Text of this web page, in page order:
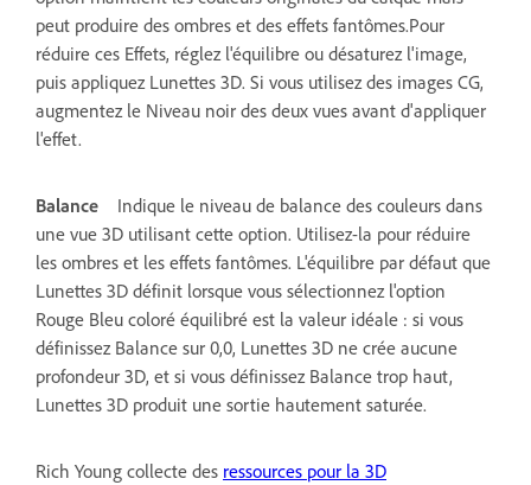
peut produire des ombres et des effets fantômes.Pour
réduire ces Effets, réglez l'équilibre ou désaturez l'image,
puis appliquez Lunettes 3D. Si vous utilisez des images CG,
augmentez le Niveau noir des deux vues avant d'appliquer
l'effet.
Balance
Indique le niveau de balance des couleurs dans
une vue 3D utilisant cette option. Utilisez-la pour réduire
les ombres et les effets fantômes. L'équilibre par défaut que
Lunettes 3D définit lorsque vous sélectionnez l'option
Rouge Bleu coloré équilibré est la valeur idéale : si vous
définissez Balance sur 0,0, Lunettes 3D ne crée aucune
profondeur 3D, et si vous définissez Balance trop haut,
Lunettes 3D produit une sortie hautement saturée.
Rich Young collecte des ressources pour la 3D